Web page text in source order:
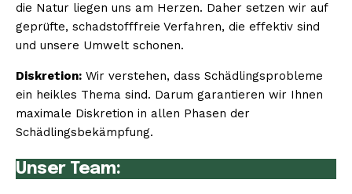
die Natur liegen uns am Herzen. Daher setzen wir auf
geprüfte, schadstofffreie Verfahren, die effektiv sind
und unsere Umwelt schonen.
Diskretion: Wir verstehen, dass Schädlingsprobleme
ein heikles Thema sind. Darum garantieren wir Ihnen
maximale Diskretion in allen Phasen der
Schädlingsbekämpfung.
Unser Team: